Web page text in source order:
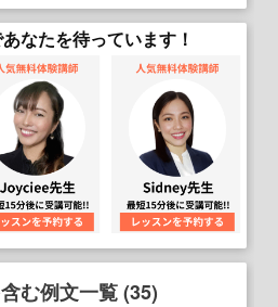
なたを待っています！
む例文一覧 (35)